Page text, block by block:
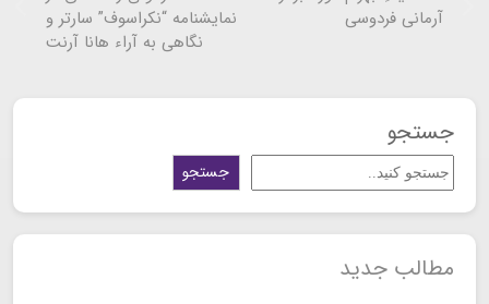
آرمانی فردوسی
نمایشنامه “نکراسوف” سارتر و
نگاهی به آراء هانا آرنت
جستجو
جستجو
مطالب جدید